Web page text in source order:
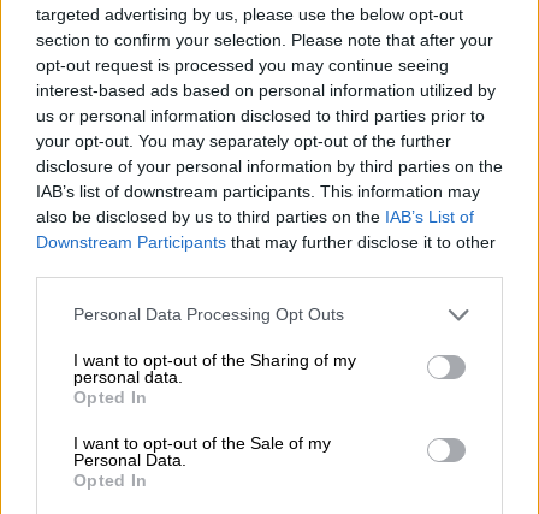
targeted advertising by us, please use the below opt-out
section to confirm your selection. Please note that after your
opt-out request is processed you may continue seeing
interest-based ads based on personal information utilized by
us or personal information disclosed to third parties prior to
your opt-out. You may separately opt-out of the further
disclosure of your personal information by third parties on the
IAB’s list of downstream participants. This information may
also be disclosed by us to third parties on the IAB’s List of
Downstream Participants that may further disclose it to other
Please note that this website/app uses one or more Google
not limited to your visit or usage behaviour. You may click to
grant or deny consent to Google and its third-party tags to
use your data for below specified purposes in below Google
consent section.
Personal Data Processing Opt Outs
I want to opt-out of the Sharing of my
personal data.
Opted In
I want to opt-out of the Sale of my
Personal Data.
Opted In
Auto|24.12.2024 17:51
Nissan: Τα βήματα που έχουν γίνει έως
σήμερα προς τον «γάμο» με τη Honda
όμιλο αυτοκινήτων στον κόσμο